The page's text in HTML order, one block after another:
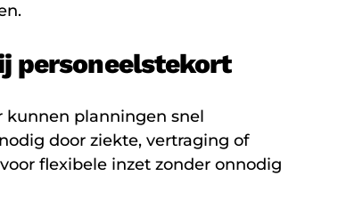
personeelstekort
kunnen planningen snel
door ziekte, vertraging of
flexibele inzet zonder onnodig